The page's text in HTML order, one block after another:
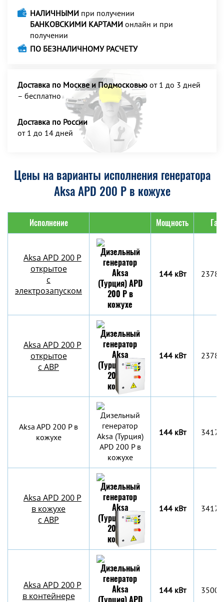
НАЛИЧНЫМИ при получении
БАНКОВСКИМИ КАРТАМИ онлайн и при
получении
ПО БЕЗНАЛИЧНОМУ РАСЧЕТУ
Доставка по Москве и Подмосковью от 1 до 3 дней
– бесплатно
Доставка по России
от 1 до 14 дней
Цены на варианты исполнения генератора
Aksa APD 200 P в кожухе
Исполнение Мощность
Aksa APD 200 P
открытое
с
электрозапуском
144 кВт
Aksa APD 200 P
открытое
с АВР
144 кВт
Aksa APD 200 P в
кожухе
144 кВт
Aksa APD 200 P
в кожухе
с АВР
144 кВт
Aksa APD 200 P
в контейнере
144 кВт